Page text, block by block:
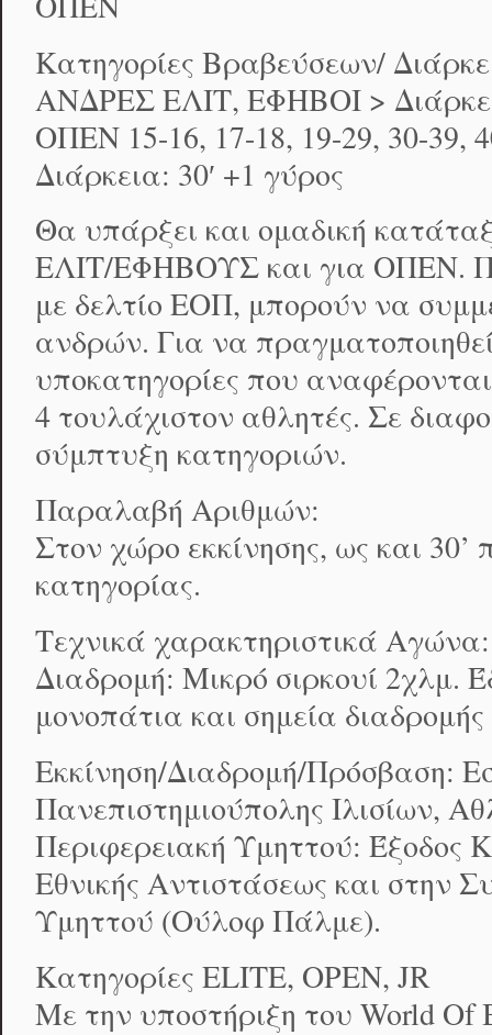
Κατηγορίες Βραβεύσεων/
ΑΝΔΡΕΣ ΕΛΙΤ, ΕΦΗΒΟΙ >
ΟΠΕΝ 15-16, 17-18, 19-29, 30-39,
Διάρκεια: 30′ +1 γύρος
Θα υπάρξει και ομαδική
ΕΛΙΤ/ΕΦΗΒΟΥΣ και για ΟΠΕΝ.
με δελτίο ΕΟΠ, μπορούν να
ανδρών. Για να
υποκατηγορίες που
4 τουλάχιστον αθλητές. Σε
σύμπτυξη κατηγοριών.
Παραλαβή Αριθμών:
Στον χώρο εκκίνησης, ως και 30’
κατηγορίας.
Τεχνικά χαρακτηριστικά Αγώνα:
Διαδρομή: Μικρό σιρκουί 2χλμ.
μονοπάτια και σημεία
Εκκίνηση/Διαδρομή/Πρόσβαση:
Πανεπιστημιούπολης Ιλισίων,
Περιφερειακή Υμηττού: Έξοδος
Εθνικής Αντιστάσεως και στην
Υμηττού (Ούλοφ Πάλμε).
Kατηγορίες ELITE, OPEN, JR
Με την υποστήριξη του World Of